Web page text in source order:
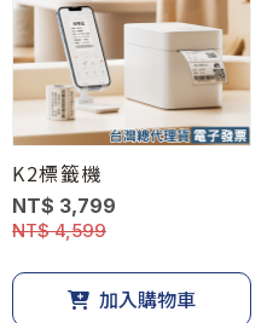
K2標籤機
NT$ 3,799
NT$ 4,599
加入購物車